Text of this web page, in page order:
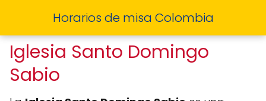
Horarios de misa Colombia
Iglesia Santo Domingo
Sabio